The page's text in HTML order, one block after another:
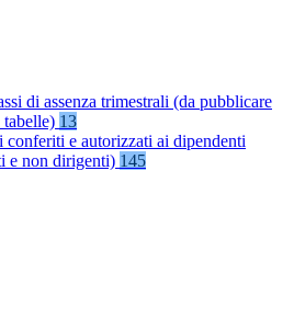
di assenza trimestrali (da pubblicare
tabelle) 13
conferiti e autorizzati ai dipendenti
e non dirigenti) 145